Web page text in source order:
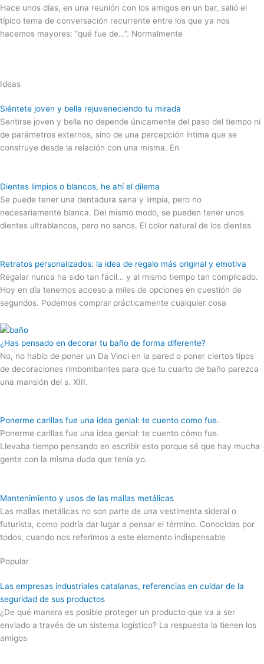
Hace unos días, en una reunión con los amigos en un bar, salió el
típico tema de conversación recurrente entre los que ya nos
hacemos mayores: “qué fue de…”. Normalmente
Ideas
Siéntete joven y bella rejuveneciendo tu mirada
Sentirse joven y bella no depende únicamente del paso del tiempo ni
de parámetros externos, sino de una percepción íntima que se
construye desde la relación con una misma. En
Dientes limpios o blancos, he ahí el dilema
Se puede tener una dentadura sana y limpia, pero no
necesariamente blanca. Del mismo modo, se pueden tener unos
dientes ultrablancos, pero no sanos. El color natural de los dientes
Retratos personalizados: la idea de regalo más original y emotiva
Regalar nunca ha sido tan fácil… y al mismo tiempo tan complicado.
Hoy en día tenemos acceso a miles de opciones en cuestión de
segundos. Podemos comprar prácticamente cualquier cosa
¿Has pensado en decorar tu baño de forma diferente?
No, no hablo de poner un Da Vinci en la pared o poner ciertos tipos
de decoraciones rimbombantes para que tu cuarto de baño parezca
una mansión del s. XIII.
Ponerme carillas fue una idea genial: te cuento como fue.
Ponerme carillas fue una idea genial: te cuento cómo fue.
Llevaba tiempo pensando en escribir esto porque sé que hay mucha
gente con la misma duda que tenía yo.
Mantenimiento y usos de las mallas metálicas
Las mallas metálicas no son parte de una vestimenta sideral o
futurista, como podría dar lugar a pensar el término. Conocidas por
todos, cuando nos referimos a este elemento indispensable
Popular
Las empresas industriales catalanas, referencias en cuidar de la
seguridad de sus productos
¿De qué manera es posible proteger un producto que va a ser
enviado a través de un sistema logístico? La respuesta la tienen los
amigos